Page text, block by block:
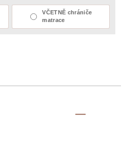
VČETNĚ chrániče
matrace